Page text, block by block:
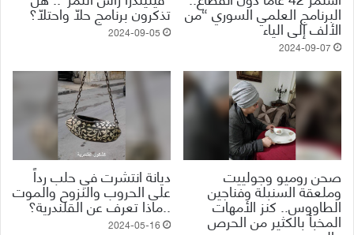
البرنامج العلمي السوري “من
الألف إلى الياء
2024-09-07
تذكرون برنامج حلّا واحتلّا؟
2024-09-05
صحن روميو وجولييت
وملعقة السنبلة وفناجين
الطاووس.. كنز الأمهات
المخبأ بالكثير من الحرص
ديانة انتشرت في حلب رداً
على الحروب والنزوح والموت
..ماذا تعرف عن القلندرية؟
2024-05-16